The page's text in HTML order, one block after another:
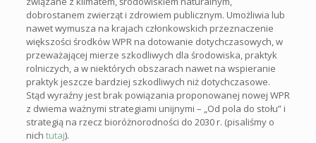
dobrostanem zwierząt i zdrowiem publicznym. Umożliwia lub
nawet wymusza na krajach członkowskich przeznaczenie
większości środków WPR na dotowanie dotychczasowych, w
przeważającej mierze szkodliwych dla środowiska, praktyk
rolniczych, a w niektórych obszarach nawet na wspieranie
praktyk jeszcze bardziej szkodliwych niż dotychczasowe.
Stąd wyraźny jest brak powiązania proponowanej nowej WPR
z dwiema ważnymi strategiami unijnymi – „Od pola do stołu” i
strategią na rzecz bioróżnorodności do 2030 r. (pisaliśmy o
nich tutaj).